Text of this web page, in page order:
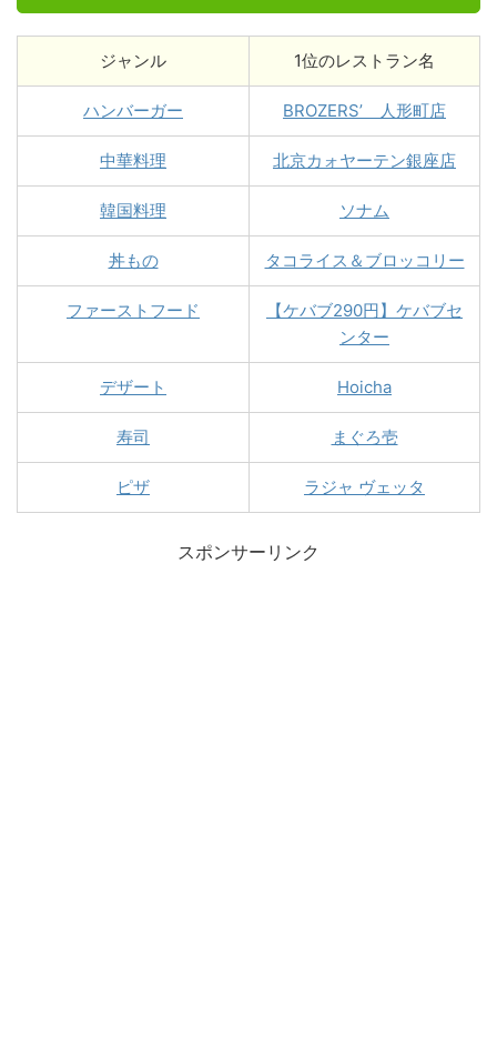
ジャンル 1位のレストラン名
ハンバーガー BROZERS’ 人形町店
中華料理 北京カォヤーテン銀座店
韓国料理 ソナム
丼もの タコライス＆ブロッコリー
ファーストフード
【ケバブ290円】ケバブセ
ンター
デザート Hoicha
寿司 まぐろ壱
ピザ ラジャ ヴェッタ
スポンサーリンク